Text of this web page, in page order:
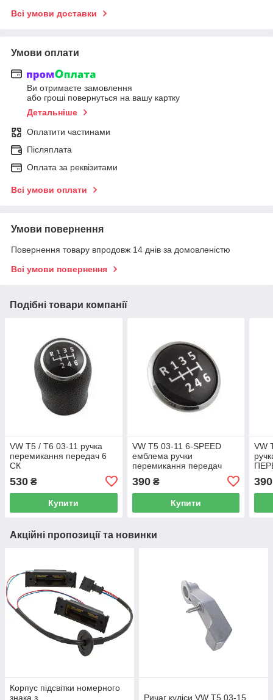
Всі умови доставки
Умови оплати
Ви отримаєте замовлення
або гроші повернуться на вашу картку
Детальніше
Оплатити частинами
Післяплата
Оплата за реквізитами
Всі умови оплати
Умови повернення
Повернення товару впродовж 14 днів за домовленістю
Всі умови повернення
Подібні товари компанії
VW T5 / T6 03-11 ручка
перемикання передач 6
СК
530 ₴
Купити
VW T5 03-11 6-SPEED
емблема ручки
перемикання передач
390₴
Купити
VW
390
Акційні пропозиції та новинки
Корпус підсвітки номерного
знака з
Ричаг куліси VW T5 03-15